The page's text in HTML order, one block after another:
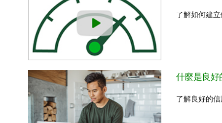
了解如何建
什麼是良好
了解良好的